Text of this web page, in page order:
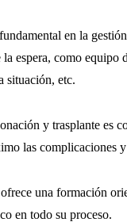
en la
espera, como
situación, etc.
y trasplante es
las complicaciones
una formación
en todo su proceso.